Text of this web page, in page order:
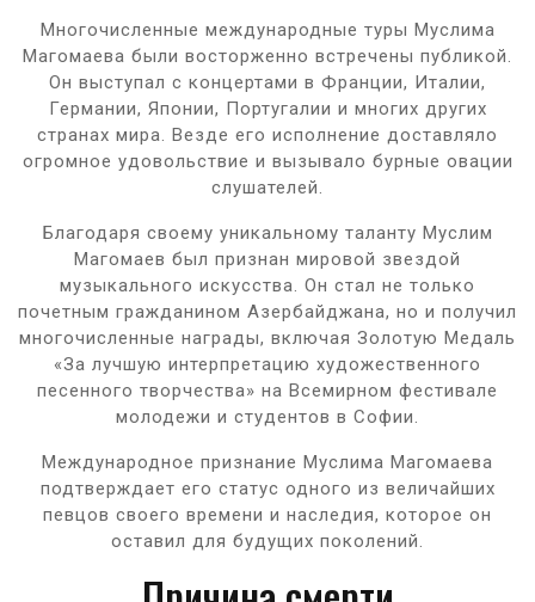
Многочисленные международные туры Муслима
Магомаева были восторженно встречены публикой.
Он выступал с концертами в Франции, Италии,
Германии, Японии, Португалии и многих других
странах мира. Везде его исполнение доставляло
огромное удовольствие и вызывало бурные овации
слушателей.
Благодаря своему уникальному таланту Муслим
Магомаев был признан мировой звездой
музыкального искусства. Он стал не только
почетным гражданином Азербайджана, но и получил
многочисленные награды, включая Золотую Медаль
«За лучшую интерпретацию художественного
песенного творчества» на Всемирном фестивале
молодежи и студентов в Софии.
Международное признание Муслима Магомаева
подтверждает его статус одного из величайших
певцов своего времени и наследия, которое он
оставил для будущих поколений.